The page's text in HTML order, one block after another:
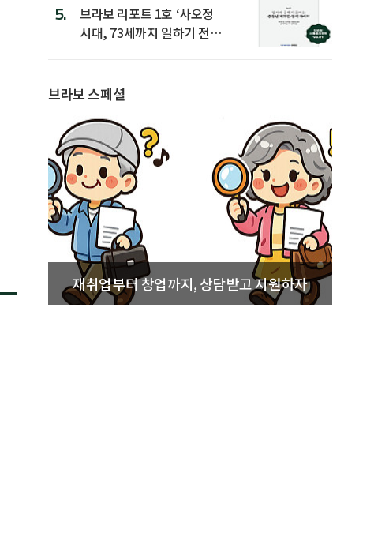
5.
브라보 리포트 1호 ‘사오정
시대, 73세까지 일하기 전략’
브라보 스페셜
재취업부터 창업까지, 상담받고 지원하자